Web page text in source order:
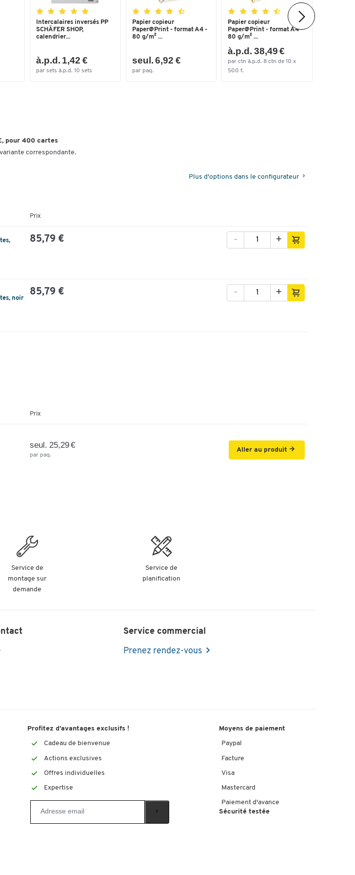
Intercalaires inversés PP
SCHÄFER SHOP,
calendrier...
à.p.d. 1,42 €
par sets à.p.d. 10 sets
Papier copieur
Paper@Print - format A4 -
80 g/m² ...
seul. 6,92 €
par paq.
Papier copieur
Paper@Print - format A4 -
80 g/m² ...
à.p.d. 38,49 €
par ctn à.p.d. 8 ctn de 10 x
500 f.
pour 400 cartes
correspondante.
Plus d'options dans le configurateur
Prix
85,79 € +
-
noir
85,79 € +
-
Prix
seul. 25,29 €
par paq.
Aller au produit
Service de
montage sur
demande
Service de
planification
Service commercial
Prenez rendez-vous
Profitez d’avantages exclusifs !
Cadeau de bienvenue
Actions exclusives
Offres individuelles
Expertise
Moyens de paiement
Paypal
Facture
Visa
Mastercard
Paiement d'avance
Sécurité testée